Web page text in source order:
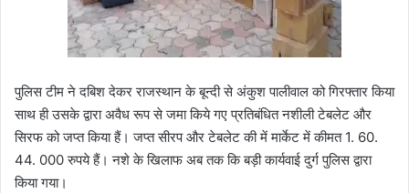
पुलिस टीम ने दबिश देकर राजस्थान के बून्दी से अंकुश पालीवाल को गिरफ्तार किया
साथ ही उसके द्वारा अवैध रूप से जमा किये गए प्रतिबंधित नशीली टेबलेट और
सिरफ को जप्त किया हैं। जप्त सीरप और टेबलेट की में मार्केट में कीमत 1. 60.
44. 000 रुपये हैं। नशे के खिलाफ अब तक कि बड़ी कार्यवाई दुर्ग पुलिस द्वारा
किया गया।